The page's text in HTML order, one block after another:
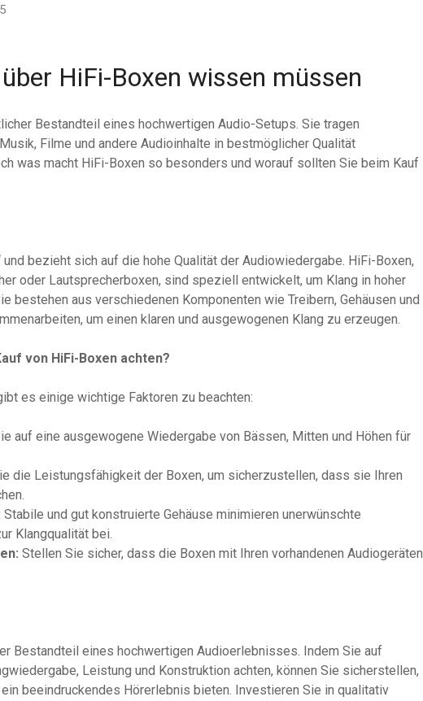
HiFi-Boxen wissen müssen
Bestandteil eines hochwertigen Audio-Setups. Sie tragen
Filme und andere Audioinhalte in bestmöglicher Qualität
was macht HiFi-Boxen so besonders und worauf sollten Sie beim Kauf
und bezieht sich auf die hohe Qualität der Audiowiedergabe. HiFi-Boxen,
oder Lautsprecherboxen, sind speziell entwickelt, um Klang in hoher
bestehen aus verschiedenen Komponenten wie Treibern, Gehäusen und
um einen klaren und ausgewogenen Klang zu erzeugen.
von HiFi-Boxen achten?
es einige wichtige Faktoren zu beachten:
auf eine ausgewogene Wiedergabe von Bässen, Mitten und Höhen für
die Leistungsfähigkeit der Boxen, um sicherzustellen, dass sie Ihren
Stabile und gut konstruierte Gehäuse minimieren unerwünschte
Klangqualität bei.
Stellen Sie sicher, dass die Boxen mit Ihren vorhandenen Audiogeräten
Bestandteil eines hochwertigen Audioerlebnisses. Indem Sie auf
Leistung und Konstruktion achten, können Sie sicherstellen,
beeindruckendes Hörerlebnis bieten. Investieren Sie in qualitativ